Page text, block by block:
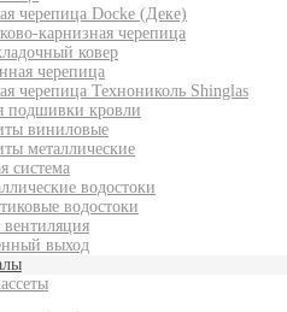
черепица Docke (Деке)
карнизная черепица
ковер
черепица
черепица Технониколь Shinglas
подшивки кровли
виниловые
металлические
система
водостоки
водостоки
вентиляция
выход